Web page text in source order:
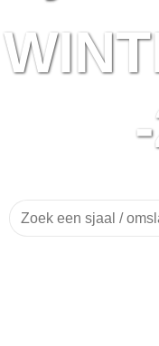
Zoeken